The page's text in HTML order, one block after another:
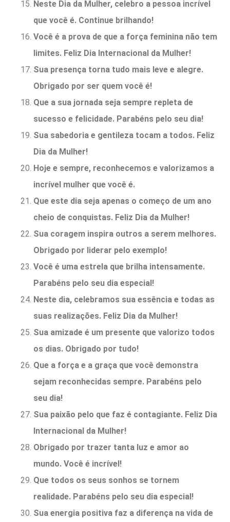
Neste Dia da Mulher, celebro a pessoa incrível
que você é. Continue brilhando!
Você é a prova de que a força feminina não tem
limites. Feliz Dia Internacional da Mulher!
Sua presença torna tudo mais leve e alegre.
Obrigado por ser quem você é!
Que a sua jornada seja sempre repleta de
sucesso e felicidade. Parabéns pelo seu dia!
Sua sabedoria e gentileza tocam a todos. Feliz
Dia da Mulher!
Hoje e sempre, reconhecemos e valorizamos a
incrível mulher que você é.
Que este dia seja apenas o começo de um ano
cheio de conquistas. Feliz Dia da Mulher!
Sua coragem inspira outros a serem melhores.
Obrigado por liderar pelo exemplo!
Você é uma estrela que brilha intensamente.
Parabéns pelo seu dia especial!
Neste dia, celebramos sua essência e todas as
suas realizações. Feliz Dia da Mulher!
Sua amizade é um presente que valorizo todos
os dias. Obrigado por tudo!
Que a força e a graça que você demonstra
sejam reconhecidas sempre. Parabéns pelo
seu dia!
Sua paixão pelo que faz é contagiante. Feliz Dia
Internacional da Mulher!
Obrigado por trazer tanta luz e amor ao
mundo. Você é incrível!
Que todos os seus sonhos se tornem
realidade. Parabéns pelo seu dia especial!
Sua energia positiva faz a diferença na vida de